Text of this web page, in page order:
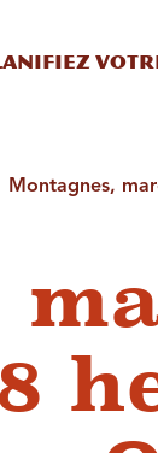
Montagnes,